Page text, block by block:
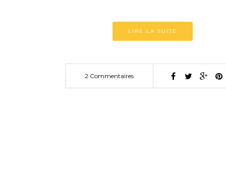
LIRE LA SUITE
2 Commentaires